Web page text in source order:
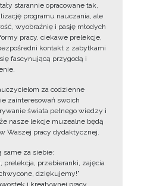
starannie opracowane tak,
programu nauczania, ale
wyobraźnię i pasję młodych
pracy, ciekawe prelekcje,
kontakt z zabytkami
fascynującą przygodą i
za codzienne
zainteresowań swoich
świata pełnego wiedzy i
nasze lekcje muzealne będą
Waszej pracy dydaktycznej.
za siebie:
prelekcja, przebieranki, zajęcia
dziękujemy!”
i kreatywnej pracy.